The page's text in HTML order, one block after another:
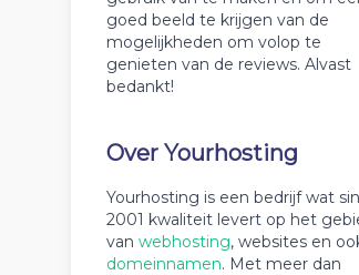
goed beeld te krijgen van de
mogelijkheden om volop te
genieten van de reviews. Alvast
bedankt!
Over Yourhosting
Yourhosting is een bedrijf wat
2001 kwaliteit levert op het
van webhosting, websites en
domeinnamen. Met meer dan